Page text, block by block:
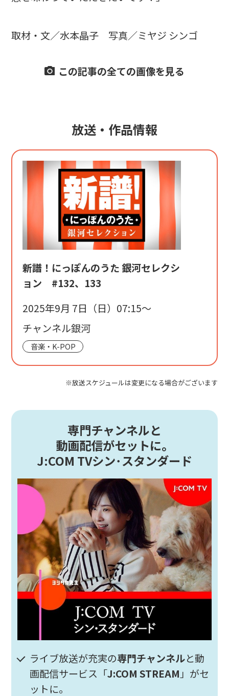
取材・文／水本晶子 写真／ミヤジ シンゴ
この記事の全ての画像を見る
放送・作品情報
新譜！にっぽんのうた 銀河セレクシ
ョン #132、133
2025年9月 7日（日）07:15〜
チャンネル銀河
音楽・K-POP
※放送スケジュールは変更になる場合がございます
専門チャンネルと
動画配信がセットに。
J:COM TVシン･スタンダード
ライブ放送が充実の専門チャンネルと動
画配信サービス「J:COM STREAM 」がセ
ットに。